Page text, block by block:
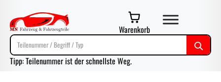
Warenkorb
Tipp: Teilenummer ist der schnellste Weg.